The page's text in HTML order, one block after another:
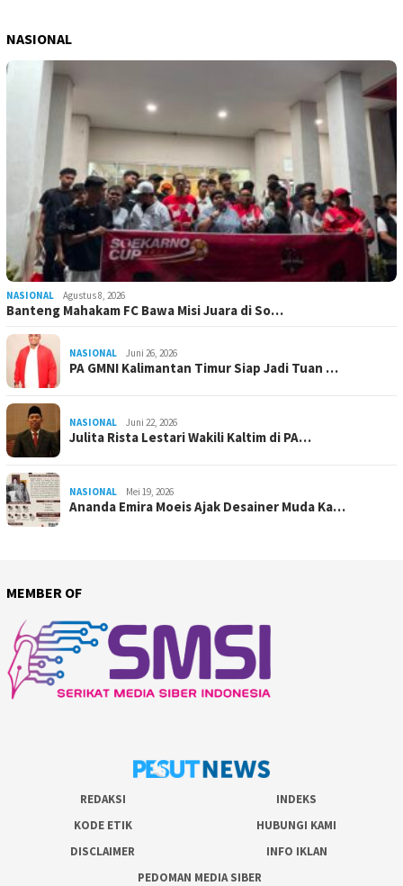
NASIONAL
NASIONAL Agustus 8, 2026
Banteng Mahakam FC Bawa Misi Juara di So…
NASIONAL Juni 26, 2026
PA GMNI Kalimantan Timur Siap Jadi Tuan …
NASIONAL Juni 22, 2026
Julita Rista Lestari Wakili Kaltim di PA…
NASIONAL Mei 19, 2026
Ananda Emira Moeis Ajak Desainer Muda Ka…
MEMBER OF
REDAKSI
INDEKS
KODE ETIK
HUBUNGI KAMI
DISCLAIMER
INFO IKLAN
PEDOMAN MEDIA SIBER